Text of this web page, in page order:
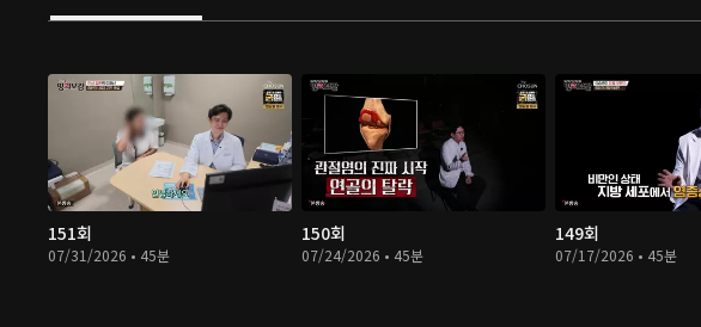
151회
07/31/2026 • 45분
150회
07/24/2026 • 45분
149회
07/17/2026 • 45분